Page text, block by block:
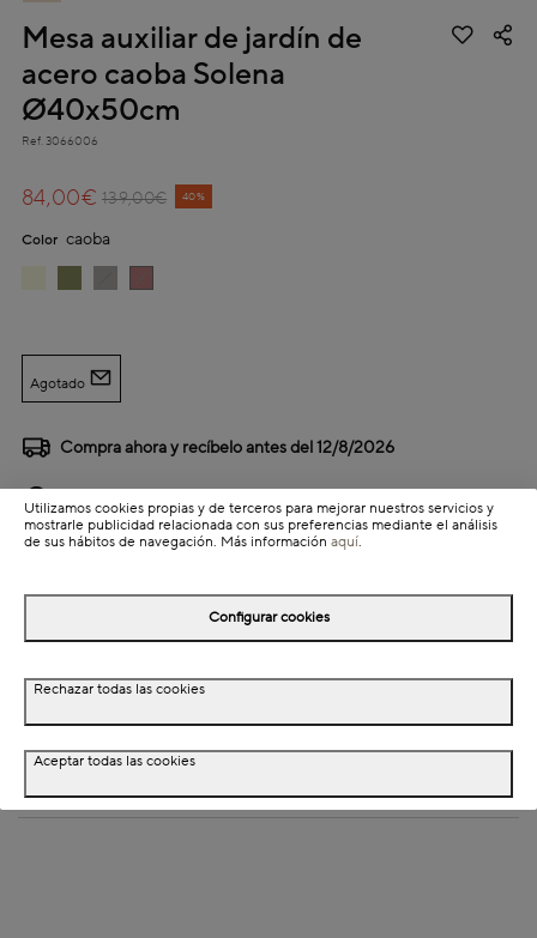
Mesa auxiliar de jardín de
acero caoba Solena
Ø40x50cm
Ref. 3066006
Price reduced from
139,00€
to 40%
84,00€
Color caoba
Agotado
Compra ahora y recíbelo antes del12/8/2026
Disponibilidad en tienda
Información de envío
Detalles del producto
Descripción
Dimensiones
Utilizamos cookies propias y de terceros para mejorar nuestros servicios y
mostrarle publicidad relacionada con sus preferencias mediante el análisis
de sus hábitos de navegación. Más información aquí.
Configurar cookies
Rechazar todas las cookies
Aceptar todas las cookies